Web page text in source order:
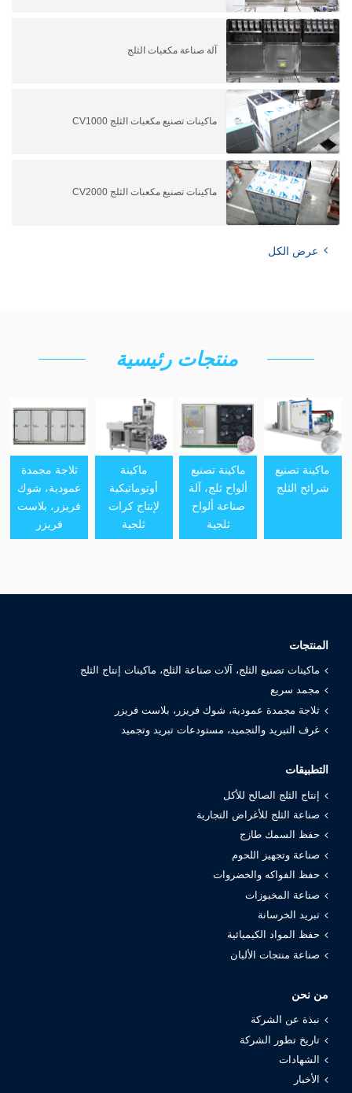
آلة صناعة مكعبات الثلج
ماكينات تصنيع مكعبات الثلج CV1000
ماكينات تصنيع مكعبات الثلج CV2000
عرض الكل
منتجات رئيسية
ماكينة تصنيع
شرائح الثلج
ماكينة تصنيع
ألواح ثلج، آلة
صناعة ألواح
ثلجية
ماكينة
أوتوماتيكية
لإنتاج كرات
ثلجية
ثلاجة مجمدة
عمودية، شوك
فريزر، بلاست
فريزر
المنتجات
ماكينات تصنيع الثلج، آلات صناعة الثلج، ماكينات إنتاج الثلج
مجمد سريع
ثلاجة مجمدة عمودية، شوك فريزر، بلاست فريزر
غرف التبريد والتجميد، مستودعات تبريد وتجميد
التطبيقات
إنتاج الثلج الصالح للأكل
صناعة الثلج للأغراض التجارية
حفظ السمك طازج
صناعة وتجهيز اللحوم
حفظ الفواكه والخضروات
صناعة المخبوزات
تبريد الخرسانة
حفظ المواد الكيميائية
صناعة منتجات الألبان
من نحن
نبذة عن الشركة
تاريخ تطور الشركة
الشهادات
الأخبار